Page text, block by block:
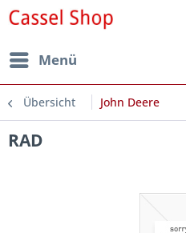
Menü
Übersicht John Deere
RAD